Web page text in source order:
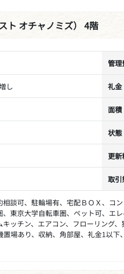
ト オチャノミズ） 4階
管理
し 礼金
面積
状態
更新
取引
談可、駐輪場有、宅配ＢＯＸ、コ
東京大学自転車圏、ペット可、エ
ッチン、エアコン、フローリング
置場あり、収納、角部屋、礼金1以